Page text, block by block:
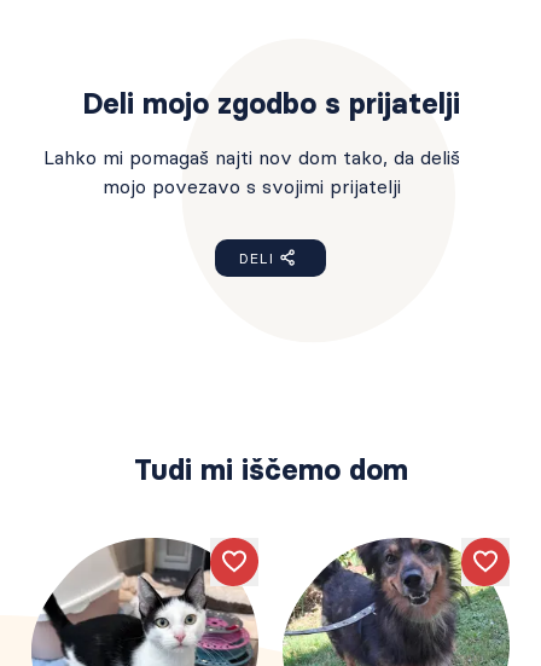
Deli mojo zgodbo s prijatelji
Lahko mi pomagaš najti nov dom tako, da deliš
mojo povezavo s svojimi prijatelji
DELI
Tudi mi iščemo dom
Like Like